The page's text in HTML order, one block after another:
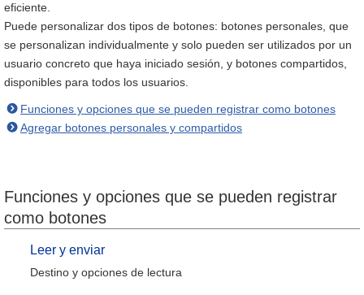
eficiente.
Puede personalizar dos tipos de botones: botones personales, que
se personalizan individualmente y solo pueden ser utilizados por un
usuario concreto que haya iniciado sesión, y botones compartidos,
disponibles para todos los usuarios.
Funciones y opciones que se pueden registrar como botones
Agregar botones personales y compartidos
Funciones y opciones que se pueden registrar
como botones
Leer y enviar
Destino y opciones de lectura